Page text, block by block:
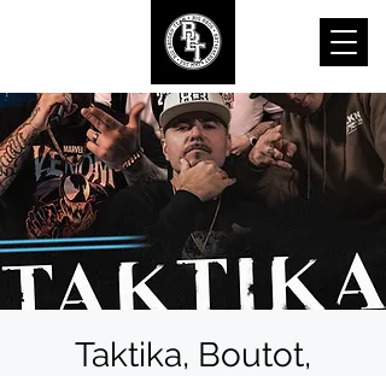
Taktika, Boutot,